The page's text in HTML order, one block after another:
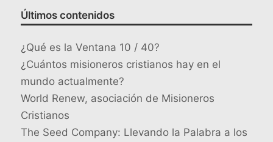
Últimos contenidos
¿Qué es la Ventana 10 / 40?
¿Cuántos misioneros cristianos hay en el
mundo actualmente?
World Renew, asociación de Misioneros
Cristianos
The Seed Company: Llevando la Palabra a los